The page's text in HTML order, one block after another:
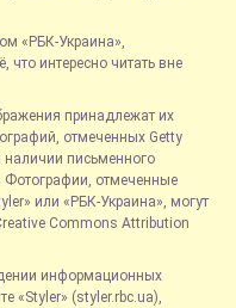
«РБК-Украина»,
интересно читать вне
принадлежат их
отмеченных Getty
наличии письменного
Фотографии, отмеченные
или «РБК-Украина», могут
Commons Attribution
информационных
«Styler» (styler.rbc.ua),